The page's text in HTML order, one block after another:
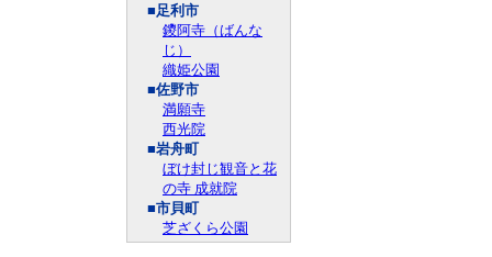
■足利市
鑁阿寺（ばんな
じ）
織姫公園
■佐野市
満願寺
西光院
■岩舟町
ぼけ封じ観音と花
の寺 成就院
■市貝町
芝ざくら公園